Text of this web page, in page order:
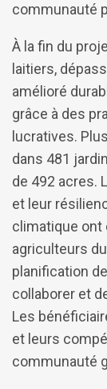
communauté
À la fin du
laitiers,
amélioré
grâce à des
lucratives.
dans 481
de 492 acres.
et leur
climatique ont
agriculteurs
planification
collaborer et
Les
et leurs
communauté